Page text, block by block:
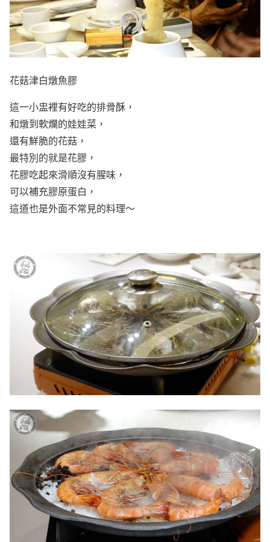
花菇津白燉魚膠
這一小盅裡有好吃的排骨酥，
和燉到軟爛的娃娃菜，
還有鮮脆的花菇，
最特別的就是花膠，
花膠吃起來滑順沒有腥味，
可以補充膠原蛋白，
這道也是外面不常見的料理～